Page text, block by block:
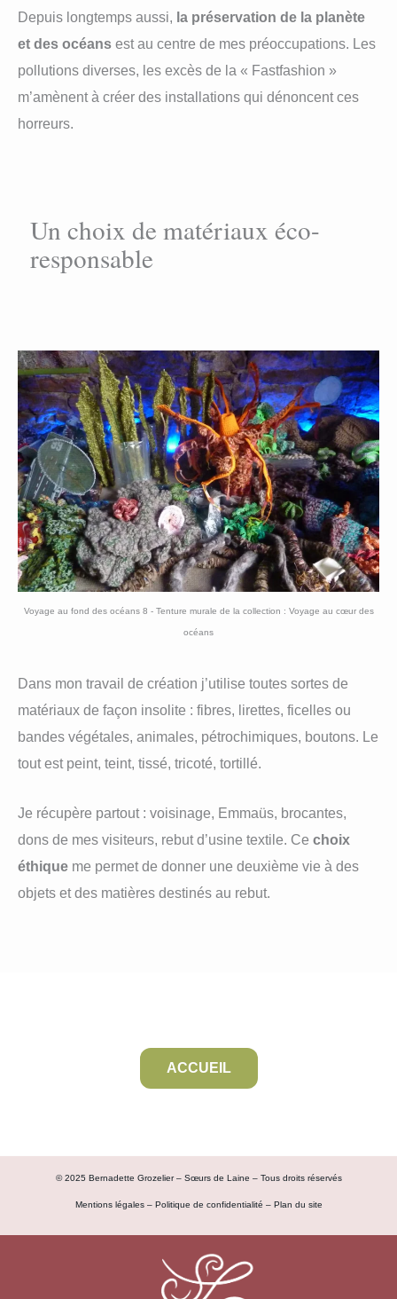
Depuis longtemps aussi, la préservation de la planète
et des océans est au centre de mes préoccupations. Les
pollutions diverses, les excès de la « Fastfashion »
m’amènent à créer des installations qui dénoncent ces
horreurs.
Un choix de matériaux éco-
responsable
Voyage au fond des océans 8 - Tenture murale de la collection : Voyage au cœur des
océans
Dans mon travail de création j’utilise toutes sortes de
matériaux de façon insolite : fibres, lirettes, ficelles ou
bandes végétales, animales, pétrochimiques, boutons. Le
tout est peint, teint, tissé, tricoté, tortillé.
Je récupère partout : voisinage, Emmaüs, brocantes,
dons de mes visiteurs, rebut d’usine textile. Ce choix
éthique me permet de donner une deuxième vie à des
objets et des matières destinés au rebut.
ACCUEIL
© 2025 Bernadette Grozelier – Sœurs de Laine – Tous droits réservés
Mentions légales– Politique de confidentialité – Plan du site